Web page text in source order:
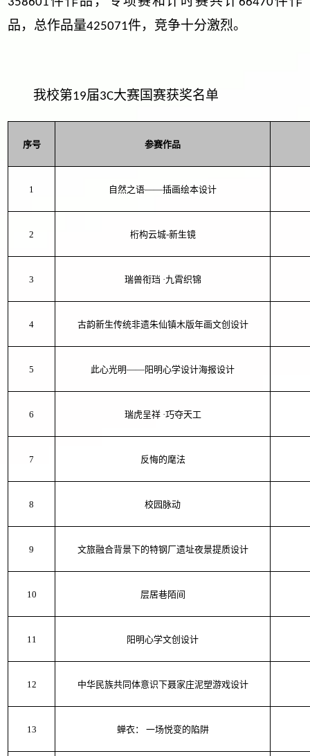
品，总作品量425071件，竞争十分激烈。
我校第19届3C大赛国赛获奖名单
序号 参赛作品
1 自然之语——插画绘本设计
2 桁构云城-新生镜
3 瑞兽衔珰 ·九霄织锦
4 古韵新生传统非遗朱仙镇木版年画文创设计
5 此心光明——阳明心学设计海报设计
6 瑞虎呈祥 ·巧夺天工
7 反悔的麾法
8 校园脉动
9 文旅融合背景下的特钢厂遗址夜景提质设计
10 层居巷陌间
11 阳明心学文创设计
12 中华民族共同体意识下聂家庄泥塑游戏设计
13 蝉衣： 一场悦变的陷阱